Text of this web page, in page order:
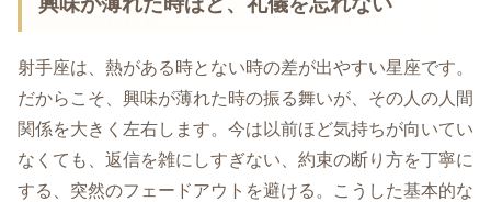
射手座は、熱がある時とない時の差が出やすい星座です。
だからこそ、興味が薄れた時の振る舞いが、その人の人間
関係を大きく左右します。今は以前ほど気持ちが向いてい
なくても、返信を雑にしすぎない、約束の断り方を丁寧に
する、突然のフェードアウトを避ける。こうした基本的な